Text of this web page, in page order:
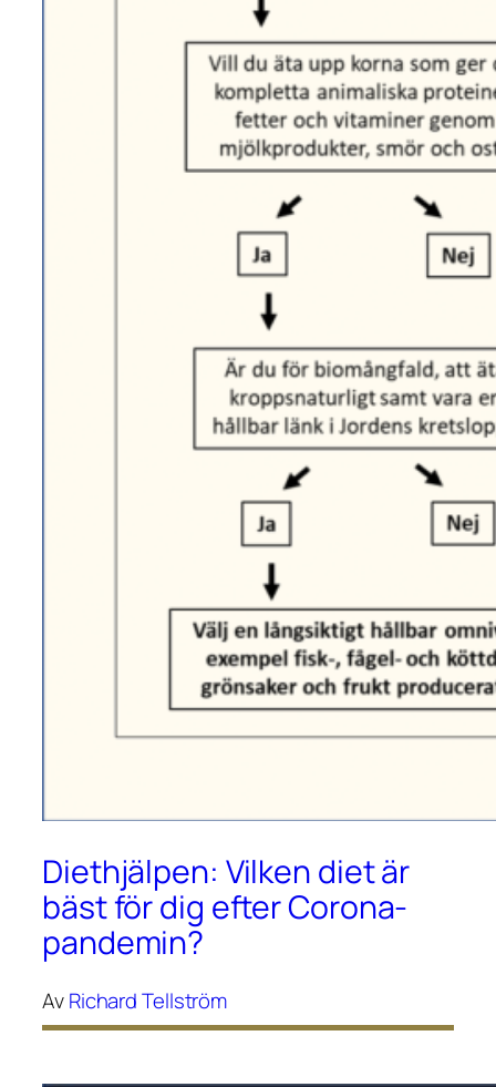
Diethjälpen: Vilken diet är
bäst för dig efter Corona-
pandemin?
AvRichard Tellström